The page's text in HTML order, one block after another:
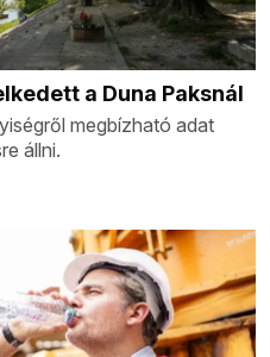
a Duna Paksnál
megbízható adat
állni.